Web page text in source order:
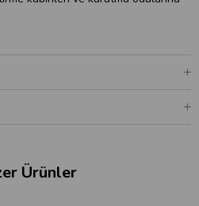
Ürünler